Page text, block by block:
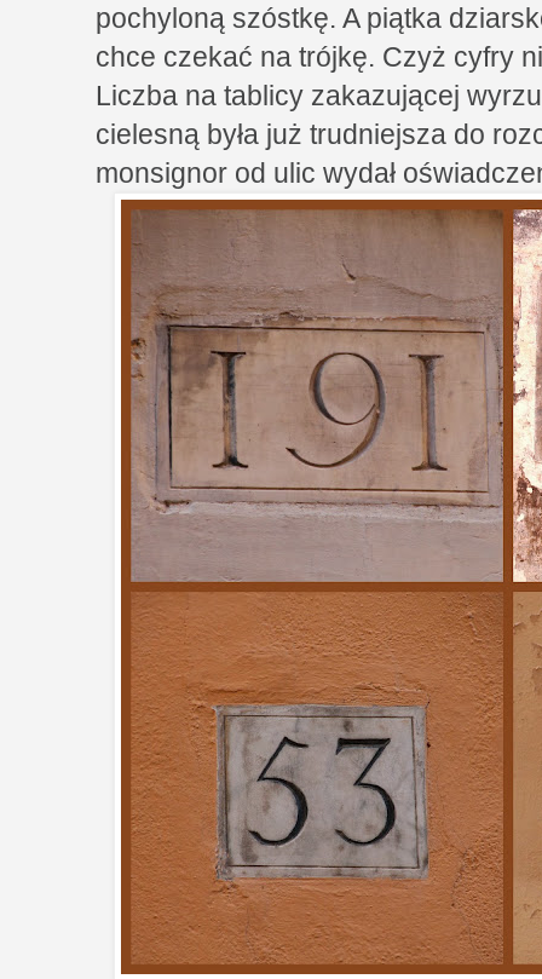
pochyloną szóstkę. A piątka
chce czekać na trójkę. Czyż cyfry
Liczba na tablicy zakazującej
cielesną była już trudniejsza do
monsignor od ulic wydał